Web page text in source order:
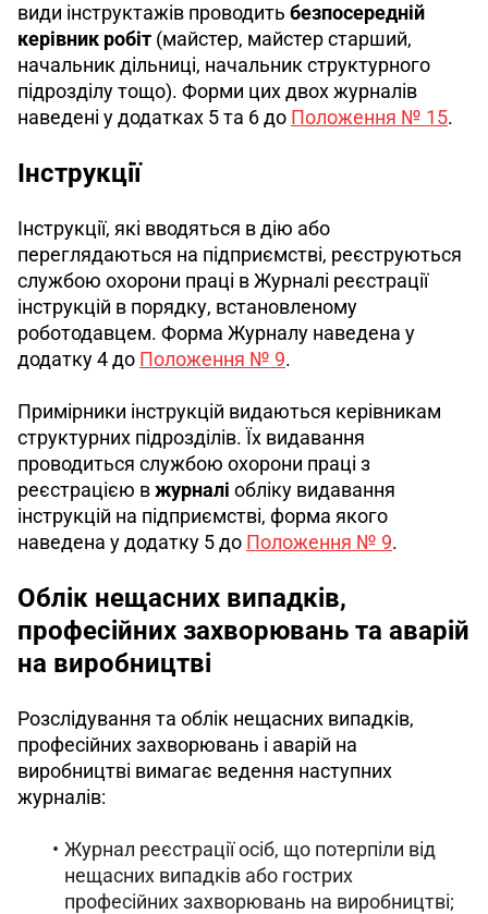
види інструктажів проводить безпосередній
керівник робіт (майстер, майстер старший,
начальник дільниці, начальник структурного
підрозділу тощо). Форми цих двох журналів
наведені у додатках 5 та 6 до Положення № 15.
Інструкції
Інструкції, які вводяться в дію або
переглядаються на підприємстві, реєструються
службою охорони праці в Журналі реєстрації
інструкцій в порядку, встановленому
роботодавцем. Форма Журналу наведена у
додатку 4 до Положення № 9.
Примірники інструкцій видаються керівникам
структурних підрозділів. Їх видавання
проводиться службою охорони праці з
реєстрацією в журналі обліку видавання
інструкцій на підприємстві, форма якого
наведена у додатку 5 до Положення № 9.
Облік нещасних випадків,
професійних захворювань та аварій
на виробництві
Розслідування та облік нещасних випадків,
професійних захворювань і аварій на
виробництві вимагає ведення наступних
журналів:
Журнал реєстрації осіб, що потерпіли від
нещасних випадків або гострих
професійних захворювань на виробництві;